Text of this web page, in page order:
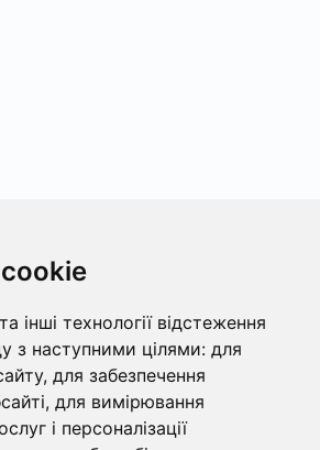
технології відстеження
з наступними цілями: для
, для забезпечення
, для вимірювання
і персоналізації